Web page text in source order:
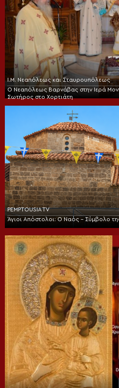
Ι.Μ. Νεαπόλεως και Σταυρουπόλεως
Ο Νεαπόλεως Βαρνάβας στην Ιερά
Σωτήρος στο Χορτιάτη
PEMPTOUSIA TV
Άγιοι Απόστολοι: Ο Ναός – Σύμβολο